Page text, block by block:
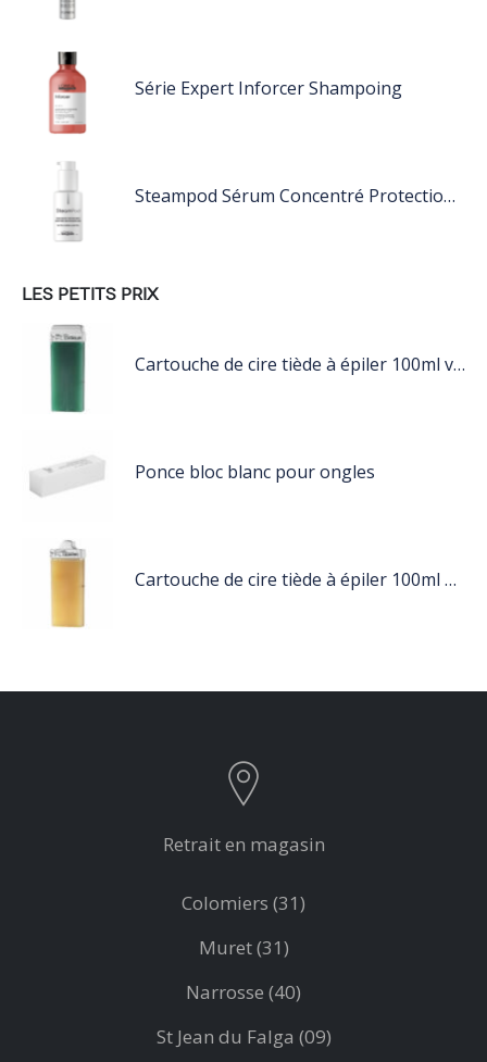
Série Expert Inforcer Shampoing
Steampod Sérum Concentré Protection Pointes et finition
LES PETITS PRIX
Cartouche de cire tiède à épiler 100ml vert
Ponce bloc blanc pour ongles
Cartouche de cire tiède à épiler 100ml miel
Retrait en magasin
Colomiers (31)
Muret (31)
Narrosse (40)
St Jean du Falga (09)